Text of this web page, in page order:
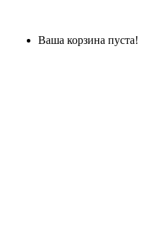
Ваша корзина пуста!